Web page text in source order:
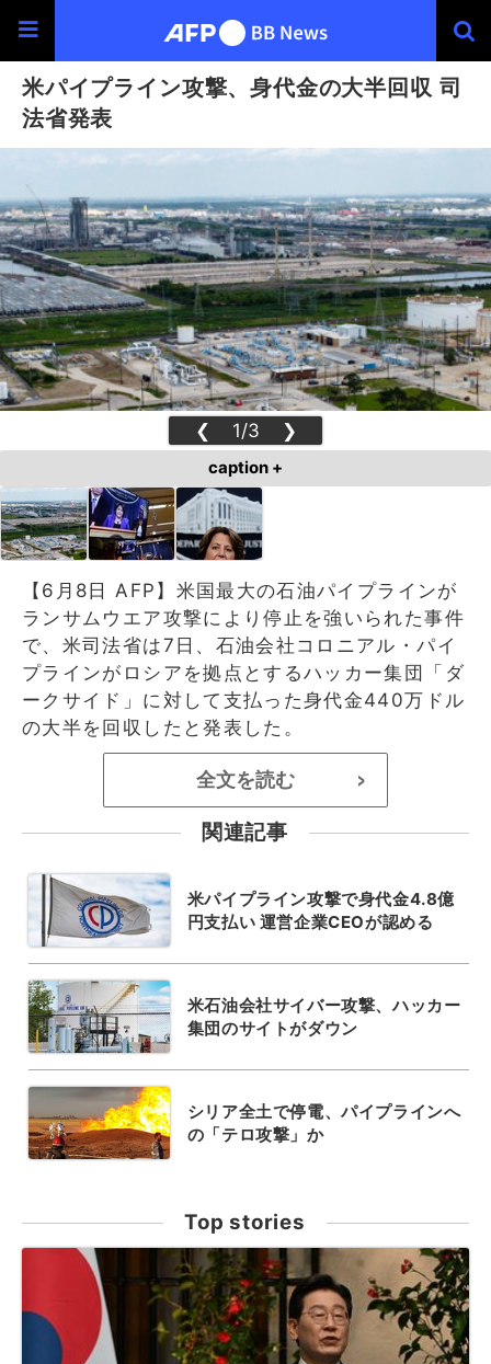
米パイプライン攻撃、身代金の大半回収 司
法省発表
❮ 1/3 ❯
caption +
【6月8日 AFP】米国最大の石油パイプラインが
ランサムウエア攻撃により停止を強いられた事件
で、米司法省は7日、石油会社コロニアル・パイ
プラインがロシアを拠点とするハッカー集団「ダ
ークサイド」に対して支払った身代金440万ドル
の大半を回収したと発表した。
全文を読む >
関連記事
米パイプライン攻撃で身代金4.8億
円支払い 運営企業CEOが認める
米石油会社サイバー攻撃、ハッカー
集団のサイトがダウン
シリア全土で停電、パイプラインへ
の「テロ攻撃」か
Top stories